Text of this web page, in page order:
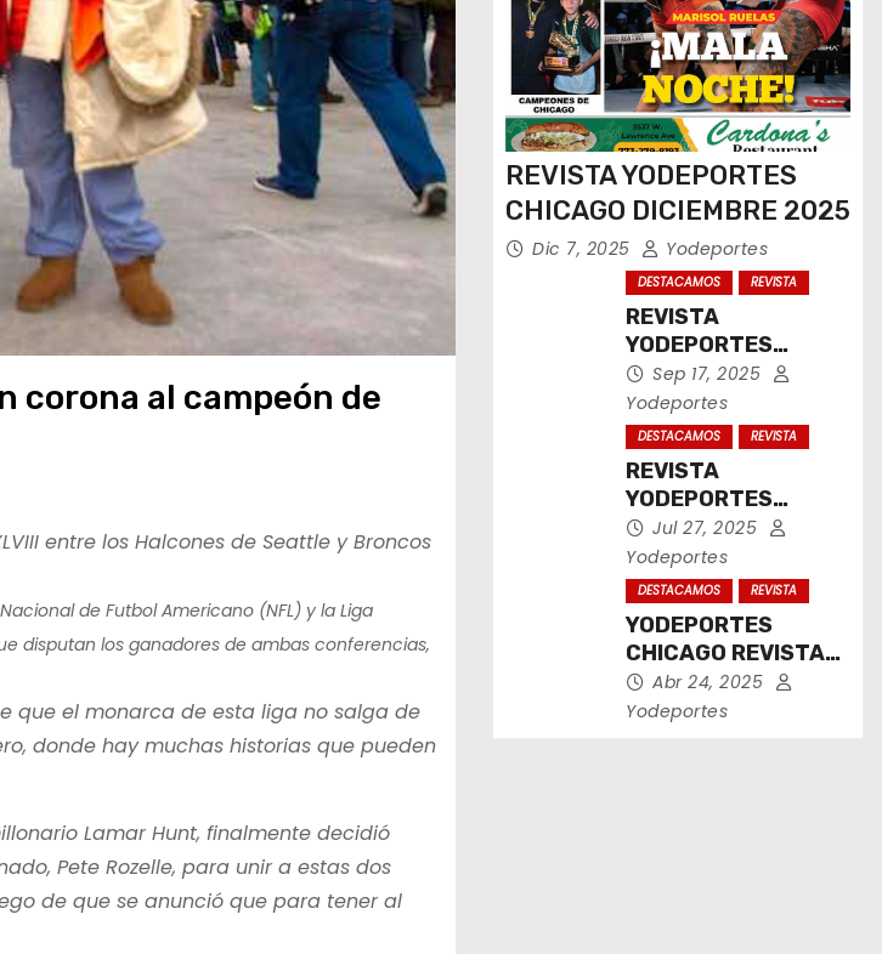
corona al campeón de
entre los Halcones de Seattle y Broncos
de Futbol Americano (NFL) y la Liga
disputan los ganadores de ambas conferencias,
que el monarca de esta liga no salga de
donde hay muchas historias que pueden
Lamar Hunt, finalmente decidió
Pete Rozelle, para unir a estas dos
de que se anunció que para tener al
REVISTA YODEPORTES
CHICAGO DICIEMBRE 2025
Dic 7, 2025 Yodeportes
DESTACAMOS REVISTA
REVISTA
YODEPORTES
CHICAGO
SEPTIEMBRE 2025
Sep 17, 2025
Yodeportes
DESTACAMOS REVISTA
REVISTA
YODEPORTES
CHICAGO JULIO
2025
Jul 27, 2025
Yodeportes
DESTACAMOS REVISTA
YODEPORTES
CHICAGO REVISTA
IMPRESA ABRIL
2025
Abr 24, 2025
Yodeportes